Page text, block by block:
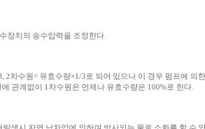
장치의 송수압력을 조정한다.
2차수원= 유효수량×1/3로 되어 있으나 이 경우 펌프에
관계없이 1차수원은 언제나 유효수량은 100%로 한다.